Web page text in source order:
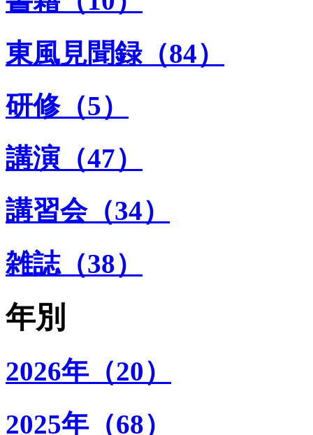
東風見聞録（84）
研修（5）
講演（47）
講習会（34）
雑誌（38）
年別
2026年（20）
2025年（68）